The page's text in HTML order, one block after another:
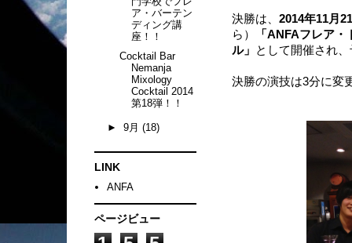
決勝は、 2014年11月
ら）
「ANFAフレア
ル」
として開催され
決勝の演技は3分に変
ア・バーテン
ディング講
座！！
Cocktail Bar
Nemanja
Mixology
Cocktail 2014
第18弾！！
► 9月 (18)
LINK
ANFA
ページビュー